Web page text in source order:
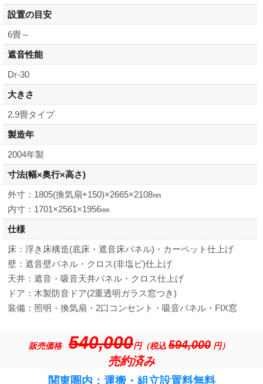
設置の目安
6畳～
遮音性能
Dr-30
大きさ
2.9畳タイプ
製造年
2004年製
寸法(幅×奥行×高さ)
外寸：1805(換気扇+150)×2665×2108㎜
内寸：1701×2561×1956㎜
仕様
床：浮き床構造(底床・遮音床パネル)・カーペット仕上げ
壁：遮音壁パネル・クロス(非塩ビ)仕上げ
天井：遮音・吸音天井パネル・クロス仕上げ
ドア：木製防音ドア(2重透明ガラス窓つき)
装備：照明・換気扇・2口コンセント・吸音パネル・FIX窓
販売価格 540,000円（税込 594,000 円）
売約済み
関東圏内：運搬・組立設置料無料